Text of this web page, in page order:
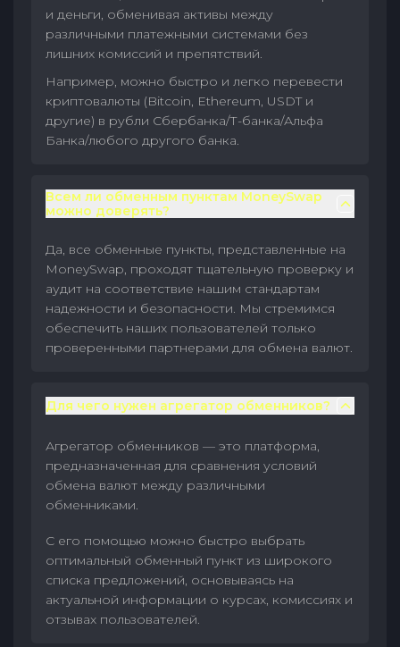
и деньги, обменивая активы между
различными платежными системами без
лишних комиссий и препятствий.
Например, можно быстро и легко перевести
криптовалюты (Bitcoin, Ethereum, USDT и
другие) в рубли Сбербанка/Т-банка/Альфа
Банка/любого другого банка.
Всем ли обменным пунктам MoneySwap
можно доверять?
Да, все обменные пункты, представленные на
MoneySwap, проходят тщательную проверку и
аудит на соответствие нашим стандартам
надежности и безопасности. Мы стремимся
обеспечить наших пользователей только
проверенными партнерами для обмена валют.
Для чего нужен агрегатор обменников?
Агрегатор обменников — это платформа,
предназначенная для сравнения условий
обмена валют между различными
обменниками.
С его помощью можно быстро выбрать
оптимальный обменный пункт из широкого
списка предложений, основываясь на
актуальной информации о курсах, комиссиях и
отзывах пользователей.